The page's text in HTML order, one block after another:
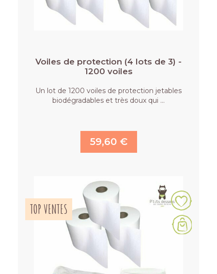
Voiles de protection (4 lots de 3) -
1200 voiles
Un lot de 1200 voiles de protection jetables
biodégradables et très doux qui …
59,60 €
TOP VENTES